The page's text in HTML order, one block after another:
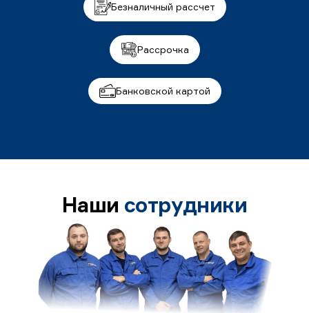
Безналичный рассчет
Рассрочка
Банковской картой
Наши сотрудники